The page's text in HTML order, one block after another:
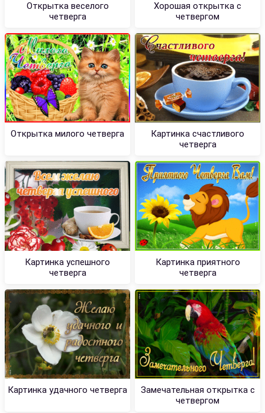
Открытка веселого
четверга
Хорошая открытка с
четвергом
Открытка милого четверга
Картинка счастливого
четверга
Картинка успешного
четверга
Картинка приятного
четверга
Картинка удачного четверга
Замечательная открытка с
четвергом